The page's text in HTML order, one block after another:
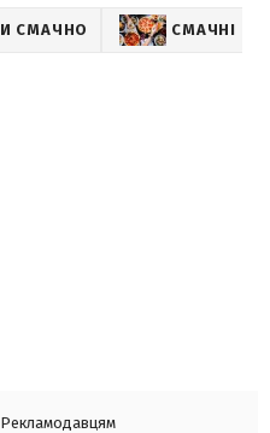
СМАЧНО СМАЧНІ
Рекламодавцям